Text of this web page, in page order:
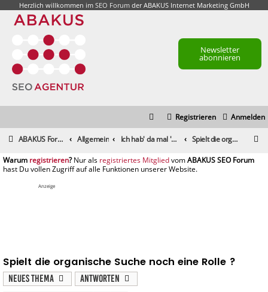
Herzlich willkommen im SEO Forumder ABAKUS Internet Marketing GmbH
Newsletter
abonnieren
Anmelden
Registrieren
ABAKUS Foren-Übersicht Allgemein Ich hab' da mal 'ne Frage Spielt die organische Suche noch eine Rolle ?
registrieren registriertes Mitglied
Anzeige
Spielt die organische Suche noch eine Rolle ?
Neues Thema
Antworten